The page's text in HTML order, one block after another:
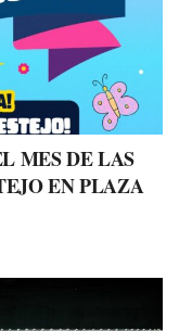
MES DE LAS
EN PLAZA